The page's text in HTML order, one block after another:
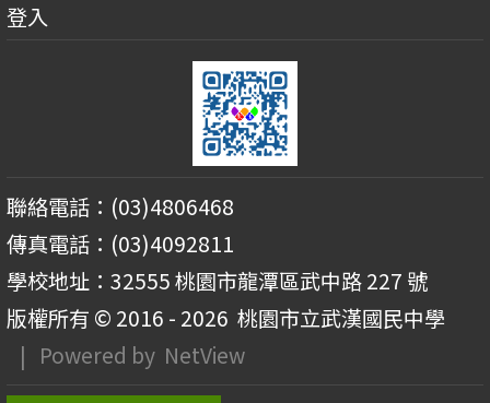
登入
聯絡電話：(03)4806468
傳真電話：(03)4092811
學校地址：32555 桃園市龍潭區武中路 227 號
版權所有 © 2016 - 2026 桃園市立武漢國民中學
| Powered by NetView